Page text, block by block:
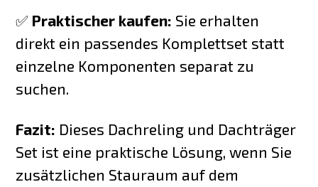
✅ Praktischer kaufen: Sie erhalten
direkt ein passendes Komplettset statt
einzelne Komponenten separat zu
suchen.
Fazit: Dieses Dachreling und Dachträger
Set ist eine praktische Lösung, wenn Sie
zusätzlichen Stauraum auf dem